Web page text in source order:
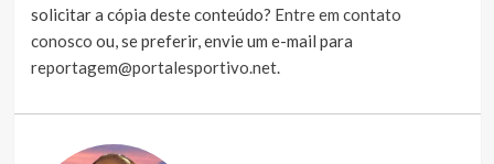
solicitar a cópia deste conteúdo? Entre em contato
conosco ou, se preferir, envie um e-mail para
reportagem@portalesportivo.net.